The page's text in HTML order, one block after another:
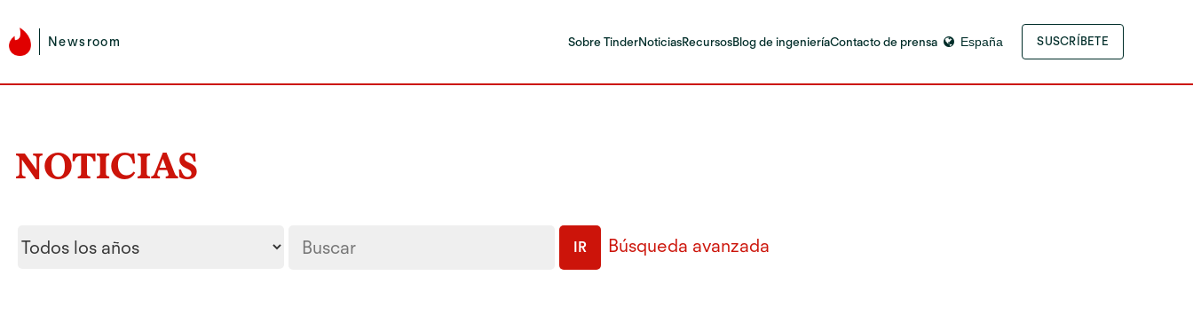
Newsroom Sobre TinderNoticiasRecursosBlog de ingenieríaContacto de prensa España SUSCRÍBETE
NOTICIAS
Year
Palabras
clave
IR Búsqueda avanzada